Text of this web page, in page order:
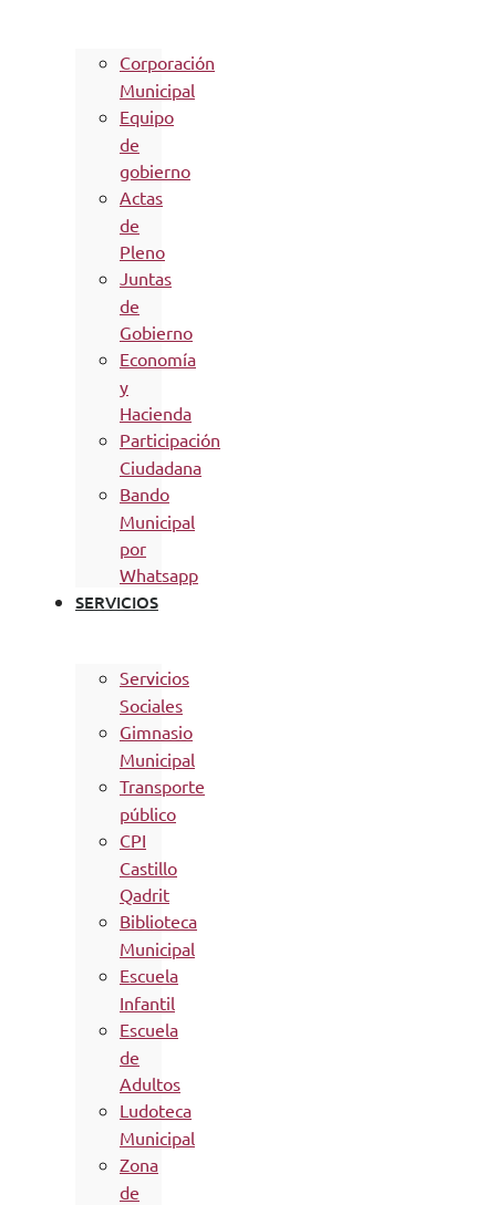
Corporación
Municipal
Equipo
de
gobierno
Actas
de
Pleno
Juntas
de
Gobierno
Economía
y
Hacienda
Participación
Ciudadana
Bando
Municipal
por
Whatsapp
SERVICIOS
Servicios
Sociales
Gimnasio
Municipal
Transporte
público
CPI
Castillo
Qadrit
Biblioteca
Municipal
Escuela
Infantil
Escuela
de
Adultos
Ludoteca
Municipal
Zona
de